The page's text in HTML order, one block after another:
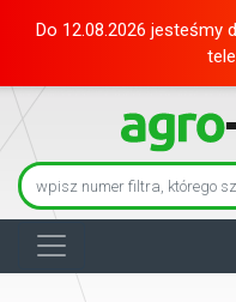
Do 12.08.2026 jesteśmy